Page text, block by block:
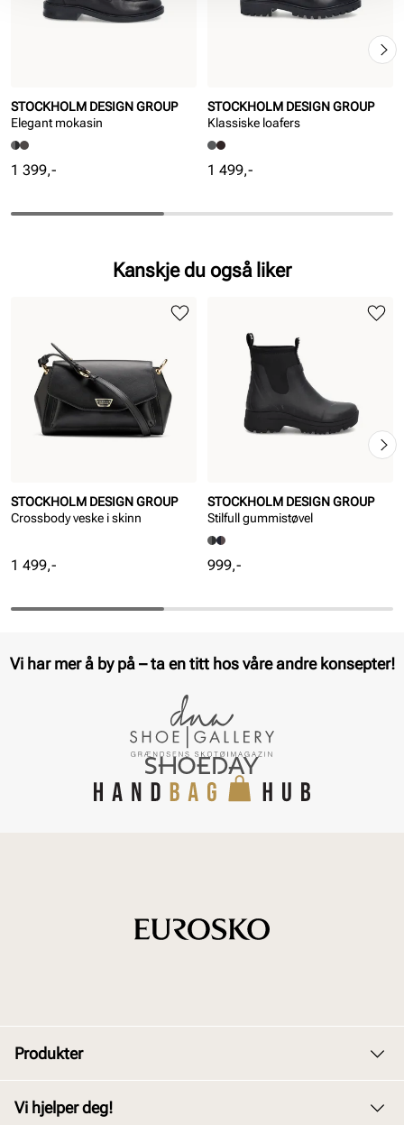
STOCKHOLM DESIGN GROUP
Elegant mokasin
Pris
1 399,-
STOCKHOLM DESIGN GROUP
Klassiske loafers
Pris
1 499,-
Kanskje du også liker
STOCKHOLM DESIGN GROUP
Crossbody veske i skinn
Pris
1 499,-
STOCKHOLM DESIGN GROUP
Stilfull gummistøvel
Pris
999,-
Vi har mer å by på – ta en titt hos våre andre konsepter!
Produkter
Vi hjelper deg!